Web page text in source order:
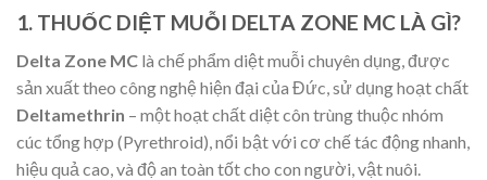
1. THUỐC DIỆT MUỖI DELTA ZONE MC LÀ GÌ?
Delta Zone MC là chế phẩm diệt muỗi chuyên dụng, được
sản xuất theo công nghệ hiện đại của Đức, sử dụng hoạt chất
Deltamethrin – một hoạt chất diệt côn trùng thuộc nhóm
cúc tổng hợp (Pyrethroid), nổi bật với cơ chế tác động nhanh,
hiệu quả cao, và độ an toàn tốt cho con người, vật nuôi.